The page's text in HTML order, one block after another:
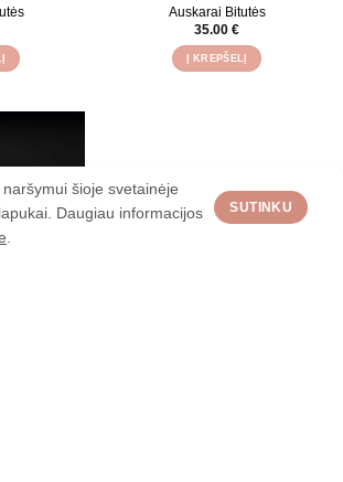
Auskarai Bitutės
35.00 €
Į KREPŠELĮ
šioje svetainėje
Daugiau informacijos
.
SUTINKU